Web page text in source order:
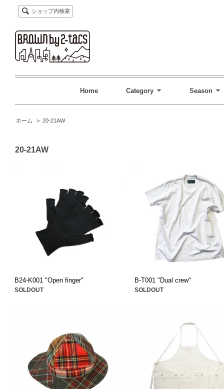
ショップ内検索
Home Category Season
ホーム > 20-21AW
20-21AW
B24-K001 "Open finger"
SOLDOUT
B-T001 "Dual crew"
SOLDOUT